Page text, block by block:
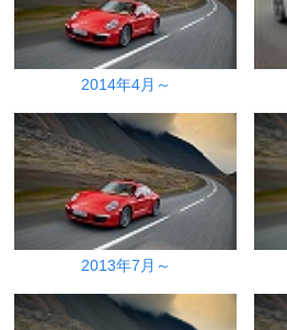
2014年4月～
2013年7月～